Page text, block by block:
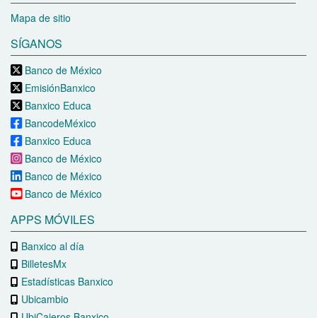
Mapa de sitio
SÍGANOS
Banco de México
EmisiónBanxico
Banxico Educa
BancodeMéxico
Banxico Educa
Banco de México
Banco de México
Banco de México
APPS MÓVILES
Banxico al día
BilletesMx
Estadísticas Banxico
Ubicambio